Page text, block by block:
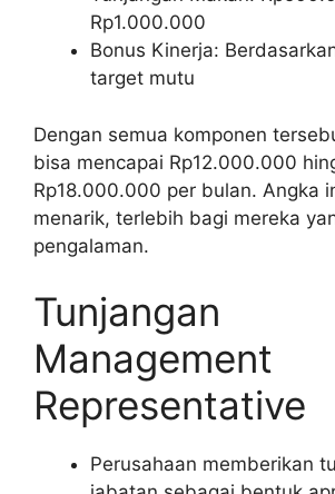
Rp1.000.000
Bonus Kinerja:
target mutu
Dengan semua komponen
bisa mencapai Rp12.000.000
Rp18.000.000 per bulan. Angka
menarik, terlebih bagi mereka
pengalaman.
Tunjangan
Management
Representative
Perusahaan memberikan